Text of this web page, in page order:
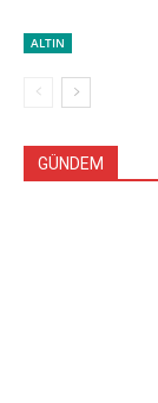
ALTIN
GÜNDEM